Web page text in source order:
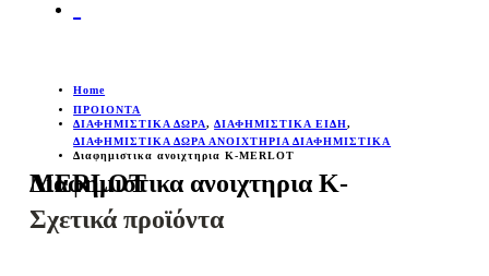
Home
ΠΡΟΙΟΝΤΑ
ΔΙΑΦΗΜΙΣΤΙΚΑ ΔΩΡΑ,ΔΙΑΦΗΜΙΣΤΙΚΑ ΕΙΔΗ,
ΔΙΑΦΗΜΙΣΤΙΚΑ ΔΩΡΑ ΑΝΟΙΧΤΗΡΙΑ ΔΙΑΦΗΜΙΣΤΙΚΑ
Διαφημιστικα ανοιχτηρια Κ-MERLOT
Διαφημιστικα ανοιχτηρια Κ-MERLOT
Σχετικά προϊόντα